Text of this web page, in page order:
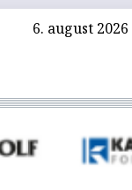
6. august 2026